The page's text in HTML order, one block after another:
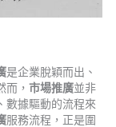
是企業脫穎而出、
而，市場推廣並非
數據驅動的流程來
服務流程，正是圍